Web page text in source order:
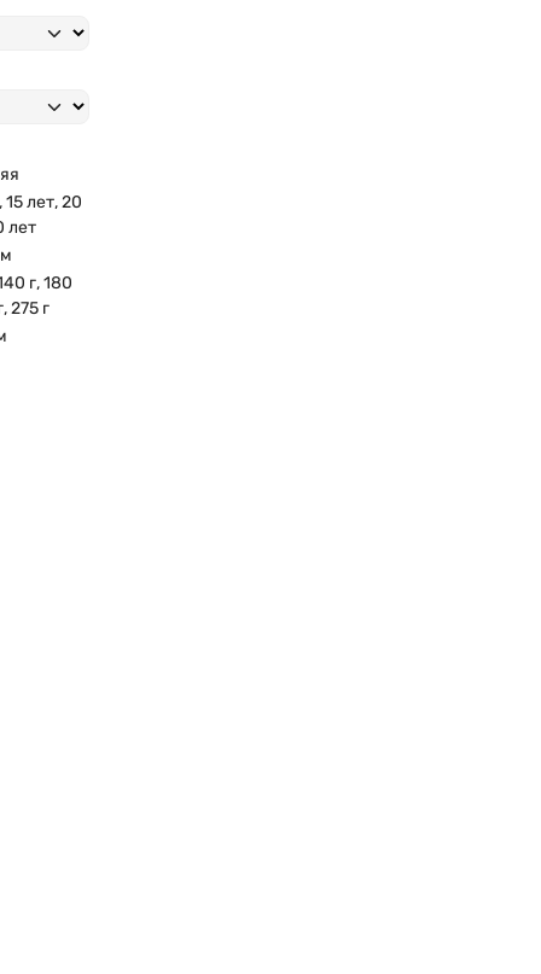
15 лет, 20
лет
г, 180
275 г